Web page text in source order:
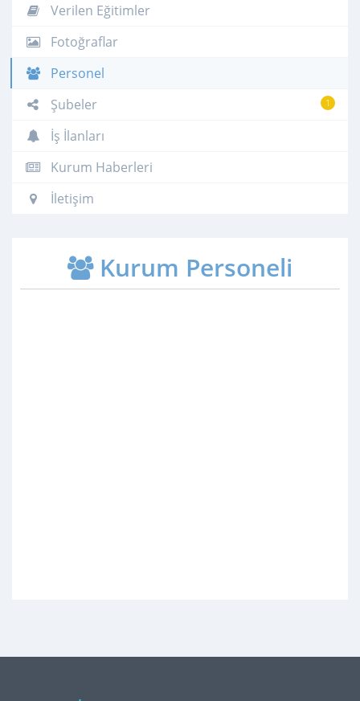
Verilen Eğitimler
Fotoğraflar
Personel
1
Şubeler
İş İlanları
Kurum Haberleri
İletişim
Kurum Personeli